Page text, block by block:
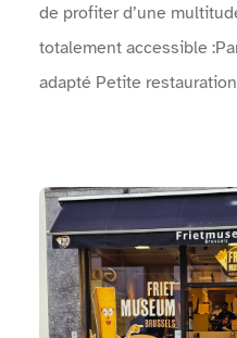
de profiter d’une
totalement accessible
adapté Petite
dimanche 23 août ! Vous
programme complet des
… : Une arche permet
l'événement.Un point
entrées.Des zones
Voir Musée de la Frite